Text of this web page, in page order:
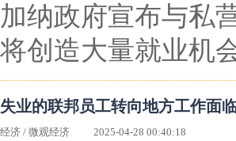
加纳政府宣布与私
将创造大量就业机
失业的联邦员工转向地方工作面
经济 / 微观经济 2025-04-28 00:40:18